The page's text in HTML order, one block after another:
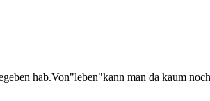
hab.Von"leben"kann man da kaum